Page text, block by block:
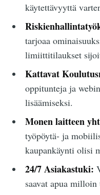
käytettävyyttä
tarjoaa
limiittitilaukset
Kattavat
oppitunteja ja
lisäämiseksi.
Monen laitteen
työpöytä- ja
kaupankäynti olisi
24/7 Asiakastuki:
saavat apua milloin